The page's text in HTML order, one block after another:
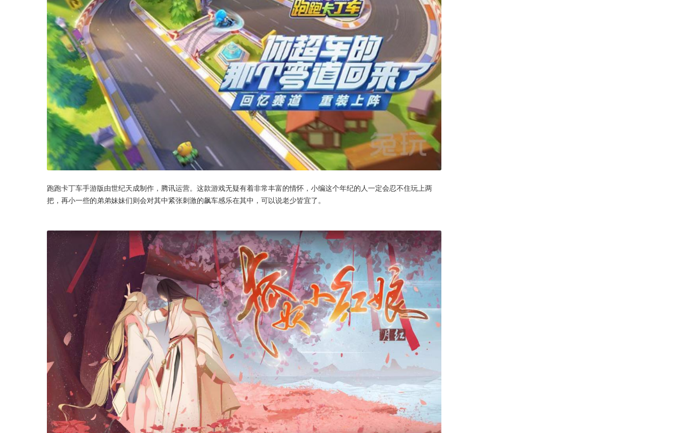
跑跑卡丁车手游版由世纪天成制作，腾讯运营。这款游戏无疑有着非常丰富的情怀，小编这个年纪的人一定会忍不住玩上两
把，再小一些的弟弟妹妹们则会对其中紧张刺激的飙车感乐在其中，可以说老少皆宜了。